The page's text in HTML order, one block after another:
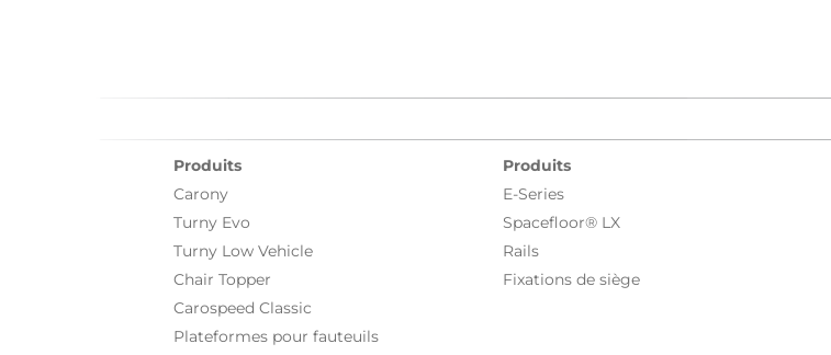
Produits
Carony
Turny Evo
Turny Low Vehicle
Chair Topper
Carospeed Classic
Plateformes pour fauteuils
Produits
E-Series
Spacefloor® LX
Rails
Fixations de siège